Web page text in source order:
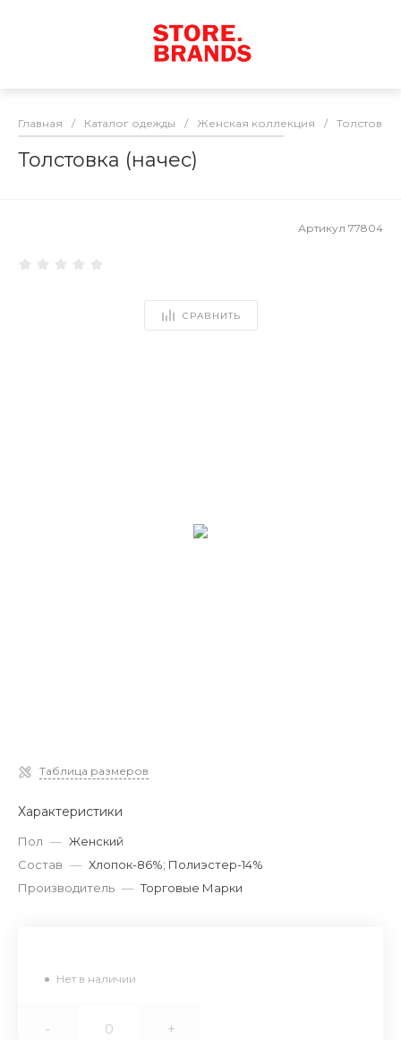
Главная / Каталог одежды / Женская коллекция / Толстовки
Толстовка (начес)
Артикул 77804
СРАВНИТЬ
Таблица размеров
Характеристики
Пол — Женский
Состав — Хлопок-86%; Полиэстер-14%
Производитель — Торговые Марки
Нет в наличии
- +